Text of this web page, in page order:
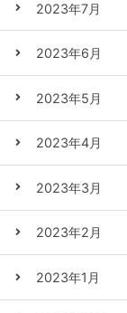
2023年7月
2023年6月
2023年5月
2023年4月
2023年3月
2023年2月
2023年1月